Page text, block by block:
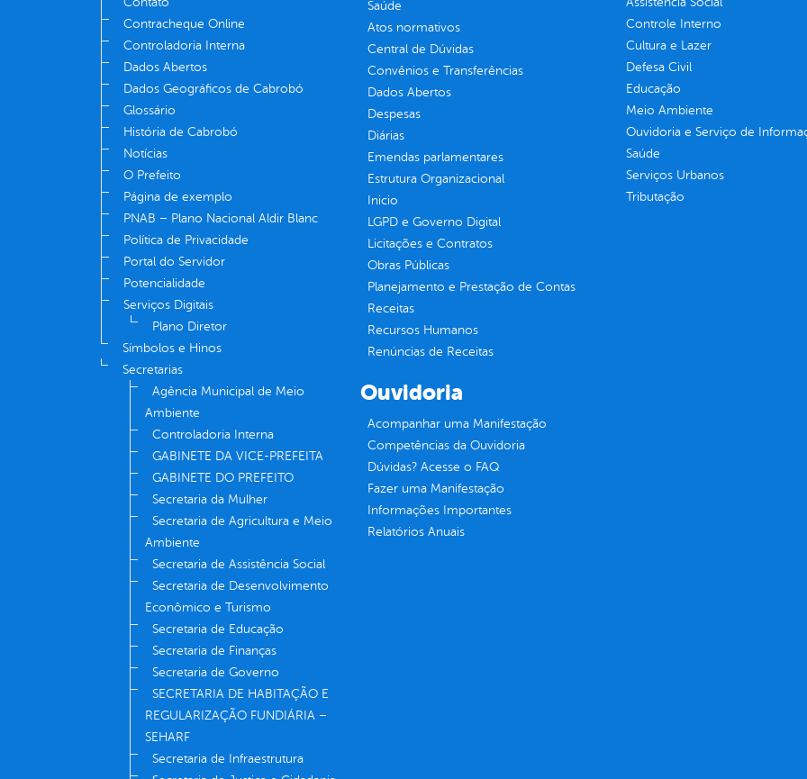
Contracheque Online
Controladoria Interna
Dados Abertos
Dados Geográficos de Cabrobó
Glossário
História de Cabrobó
Notícias
O Prefeito
Página de exemplo
PNAB – Plano Nacional Aldir Blanc
Política de Privacidade
Portal do Servidor
Potencialidade
Serviços Digitais
Plano Diretor
Símbolos e Hinos
Secretarias
Agência Municipal de Meio
Ambiente
Controladoria Interna
GABINETE DA VICE-PREFEITA
GABINETE DO PREFEITO
Secretaria da Mulher
Secretaria de Agricultura e Meio
Ambiente
Secretaria de Assistência Social
Secretaria de Desenvolvimento
Econômico e Turismo
Secretaria de Educação
Secretaria de Finanças
Secretaria de Governo
SECRETARIA DE HABITAÇÃO E
REGULARIZAÇÃO FUNDIÁRIA –
SEHARF
Secretaria de Infraestrutura
Saúde
Atos normativos
Central de Dúvidas
Convênios e Transferências
Dados Abertos
Despesas
Diárias
Emendas parlamentares
Estrutura Organizacional
Inicio
LGPD e Governo Digital
Licitações e Contratos
Obras Públicas
Planejamento e Prestação de Contas
Receitas
Recursos Humanos
Renúncias de Receitas
Controle Interno
Cultura e Lazer
Defesa Civil
Educação
Meio Ambiente
Ouvidoria e Serviço de
Saúde
Serviços Urbanos
Tributação
Ouvidoria
Acompanhar uma Manifestação
Competências da Ouvidoria
Dúvidas? Acesse o FAQ
Fazer uma Manifestação
Informações Importantes
Relatórios Anuais